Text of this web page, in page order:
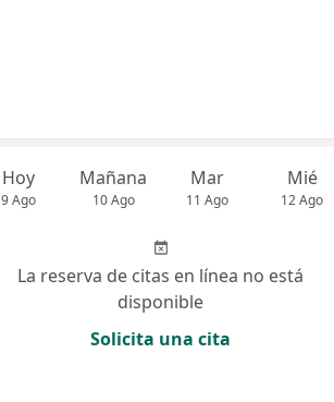
Hoy
9 Ago
Mañana
10 Ago
Mar
11 Ago
Mié
12 Ago
La reserva de citas en línea no está
disponible
Solicita una cita